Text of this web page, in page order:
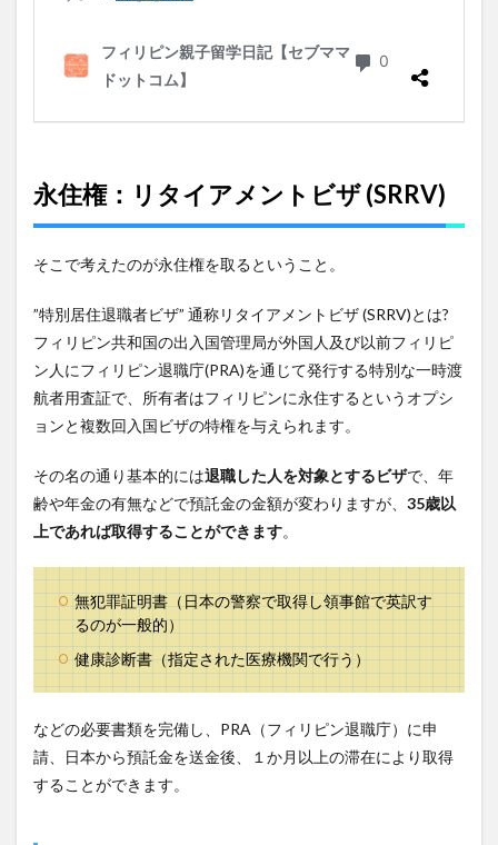
永住権：リタイアメントビザ (SRRV)
そこで考えたのが永住権を取るということ。
”特別居住退職者ビザ” 通称リタイアメントビザ (SRRV)とは?
フィリピン共和国の出入国管理局が外国人及び以前フィリピ
ン人にフィリピン退職庁(PRA)を通じて発行する特別な一時渡
航者用査証で、所有者はフィリピンに永住するというオプシ
ョンと複数回入国ビザの特権を与えられます。
その名の通り基本的には退職した人を対象とするビザで、年
齢や年金の有無などで預託金の金額が変わりますが、 35歳以
上であれば取得することができます。
無犯罪証明書（日本の警察で取得し領事館で英訳す
るのが一般的）
健康診断書（指定された医療機関で行う）
などの必要書類を完備し、PRA（フィリピン退職庁）に申
請、日本から預託金を送金後、１か月以上の滞在により取得
することができます。